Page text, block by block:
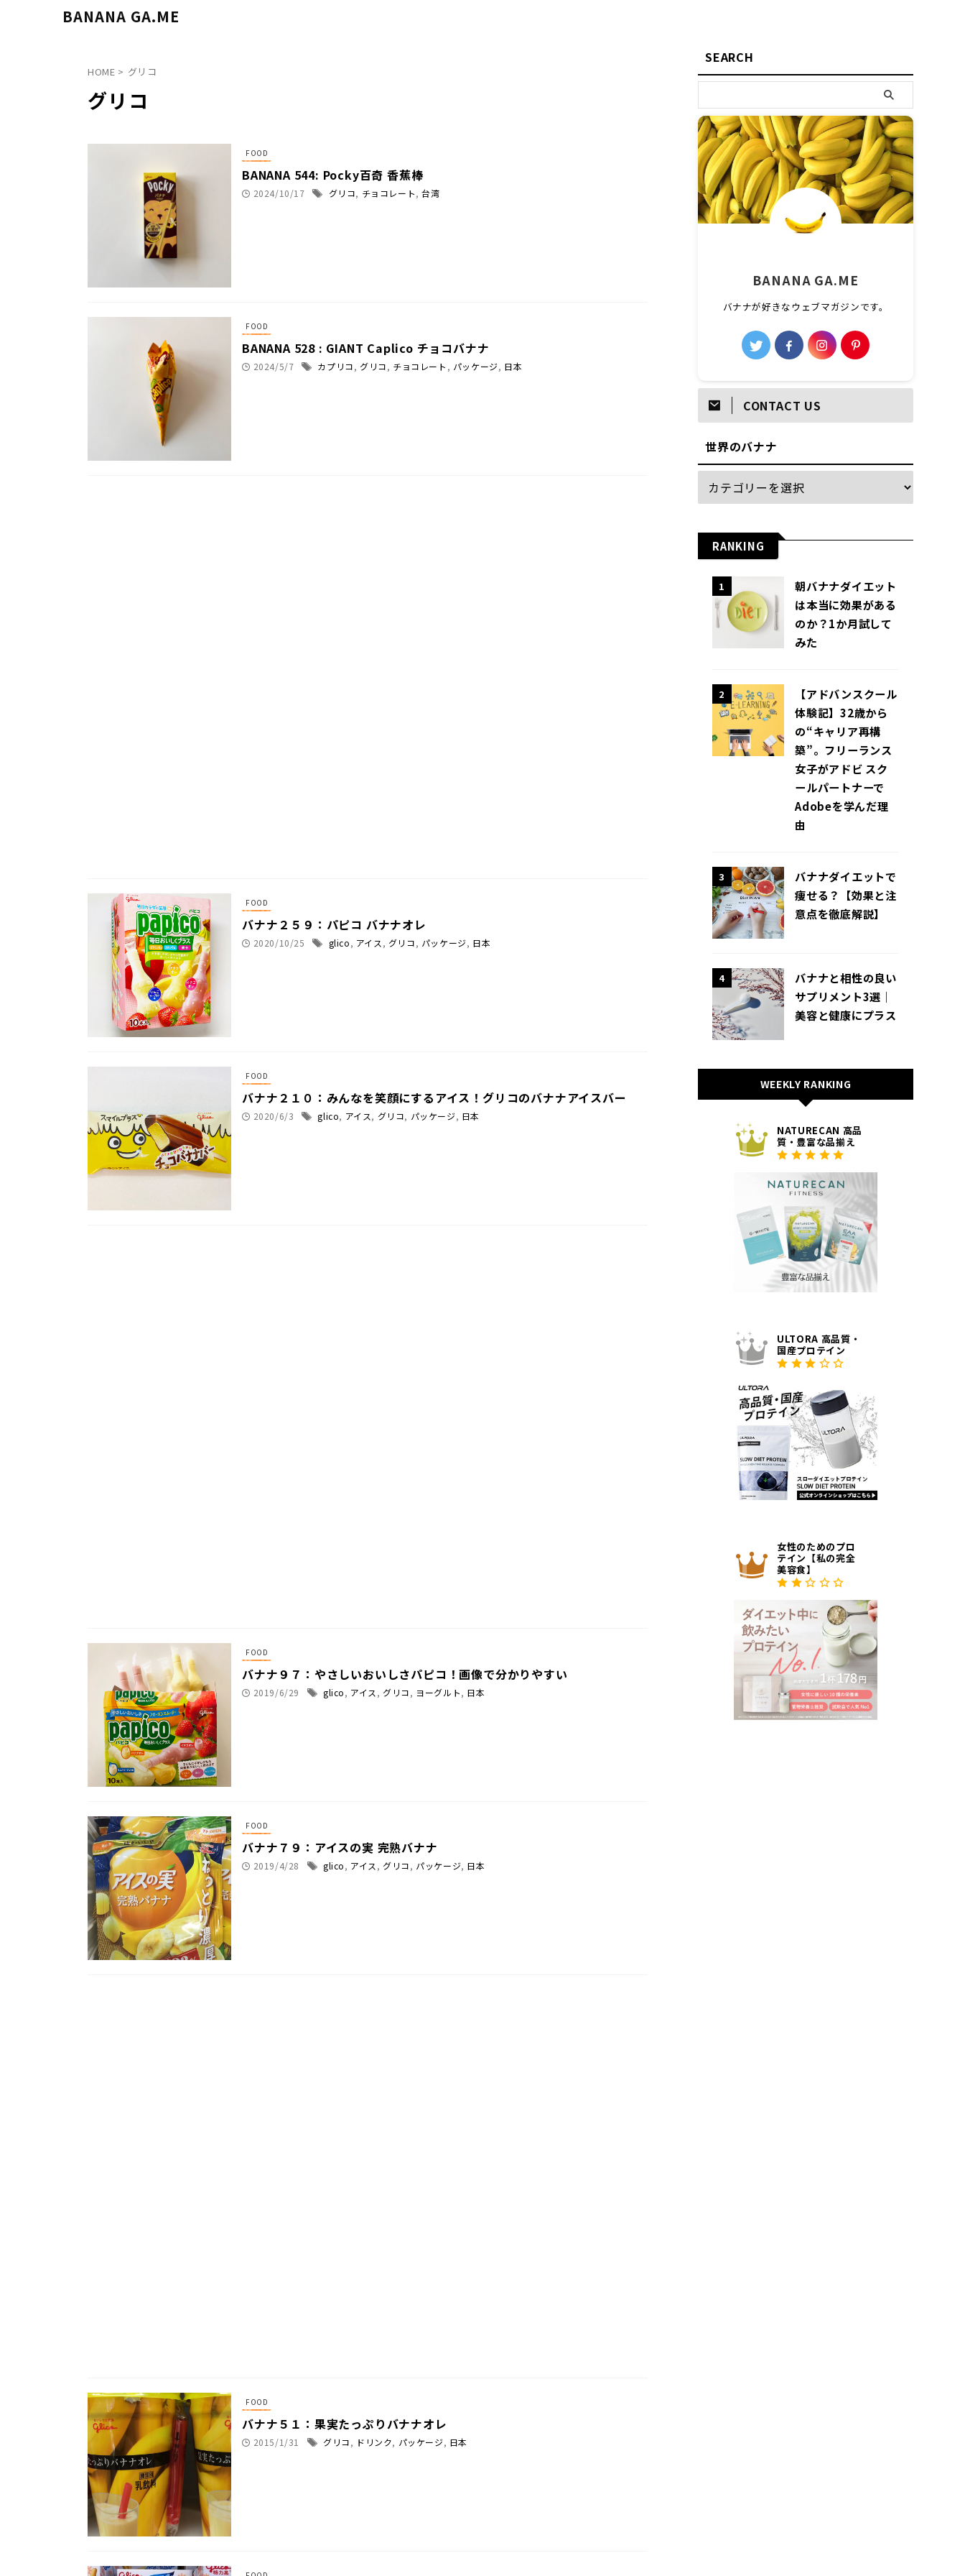
BANANA GA.ME
HOME > グリコ
グリコ
FOOD
BANANA 544: Pocky百奇 香蕉棒
2024/10/17 グリコ, チョコレート,台湾
FOOD
BANANA 528 : GIANT Caplico チョコバナナ
2024/5/7 カプリコ, グリコ, チョコレート , パッケージ, 日本
FOOD
バナナ２５９：パピコ バナナオレ
2020/10/25 glico, アイス , グリコ, パッケージ, 日本
FOOD
バナナ２１０：みんなを笑顔にするアイス！グリコのバナナアイスバー
2020/6/3 glico, アイス, グリコ, パッケージ, 日本
FOOD
バナナ９７：やさしいおいしさパピコ！画像で分かりやすい
2019/6/29 glico, アイス , グリコ, ヨーグルト, 日本
FOOD
バナナ７９：アイスの実 完熟バナナ
2019/4/28 glico, アイス , グリコ, パッケージ, 日本
FOOD
バナナ５１：果実たっぷりバナナオレ
2015/1/31 グリコ, ドリンク, パッケージ, 日本
SEARCH
BANANA GA.ME
バナナが好きなウェブマガジンです。
CONTACT US
世界のバナナ
RANKING
1
朝バナナダイエット
は本当に効果がある
のか？1か月試して
みた
2
【アドバンスクール
体験記】32歳から
の“キャリア再構
築”。フリーランス
女子がアドビ スク
ールパートナーで
Adobeを学んだ理
由
3
バナナダイエットで
痩せる？【効果と注
意点を徹底解説】
4
バナナと相性の良い
サプリメント3選｜
美容と健康にプラス
WEEKLY RANKING
NATURECAN 高品
質・豊富な品揃え
ULTORA 高品質・
国産プロテイン
女性のためのプロ
テイン【私の完全
美容食】